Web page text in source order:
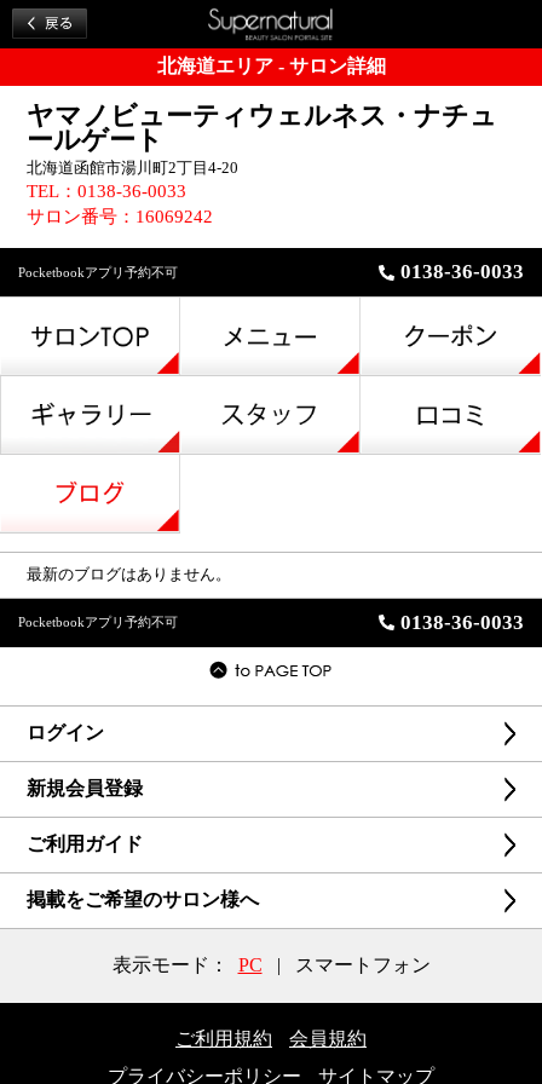
北海道エリア - サロン詳細
ヤマノビューティウェルネス・ナチュ
ールゲート
北海道函館市湯川町2丁目4-20
TEL：0138-36-0033
サロン番号：16069242
Pocketbookアプリ予約不可 0138-36-0033
最新のブログはありません。
Pocketbookアプリ予約不可 0138-36-0033
ログイン
新規会員登録
ご利用ガイド
掲載をご希望のサロン様へ
表示モード： PC | スマートフォン
ご利用規約
会員規約
プライバシーポリシー
サイトマップ